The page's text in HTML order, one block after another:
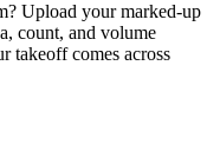
Upload your marked-up
count, and volume
takeoff comes across